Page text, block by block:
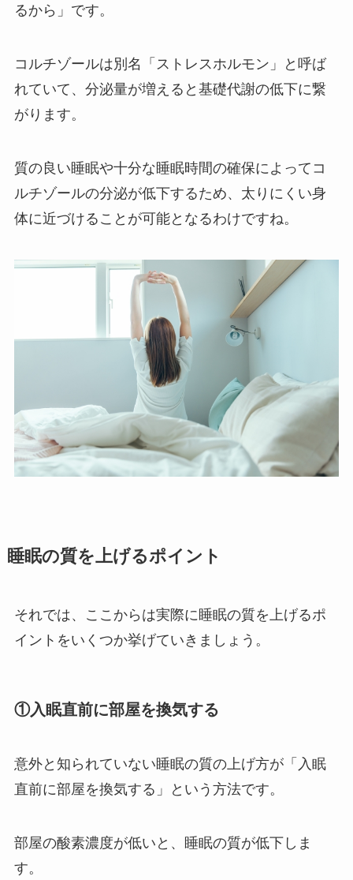
るから」です。
コルチゾールは別名「ストレスホルモン」と呼ば
れていて、分泌量が増えると基礎代謝の低下に繋
がります。
質の良い睡眠や十分な睡眠時間の確保によってコ
ルチゾールの分泌が低下するため、太りにくい身
体に近づけることが可能となるわけですね。
睡眠の質を上げるポイント
それでは、ここからは実際に睡眠の質を上げるポ
イントをいくつか挙げていきましょう。
①入眠直前に部屋を換気する
意外と知られていない睡眠の質の上げ方が「入眠
直前に部屋を換気する」という方法です。
部屋の酸素濃度が低いと、睡眠の質が低下しま
す。